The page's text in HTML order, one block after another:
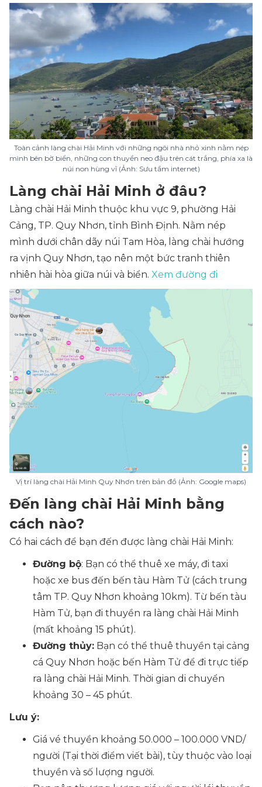
Toàn cảnh làng chài Hải Minh với những ngôi nhà nhỏ xinh nằm nép
mình bên bờ biển, những con thuyền neo đậu trên cát trắng, phía xa là
núi non hùng vĩ (Ảnh: Sưu tầm internet)
Làng chài Hải Minh ở đâu?
Làng chài Hải Minh thuộc khu vực 9, phường Hải
Cảng, TP. Quy Nhơn, tỉnh Bình Định. Nằm nép
mình dưới chân dãy núi Tam Hòa, làng chài hướng
ra vịnh Quy Nhơn, tạo nên một bức tranh thiên
nhiên hài hòa giữa núi và biển. Xem đường đi
Vị trí làng chài Hải Minh Quy Nhơn trên bản đồ (Ảnh: Google maps)
Đến làng chài Hải Minh bằng
cách nào?
Có hai cách để bạn đến được làng chài Hải Minh:
Đường bộ: Bạn có thể thuê xe máy, đi taxi
hoặc xe bus đến bến tàu Hàm Tử (cách trung
tâm TP. Quy Nhơn khoảng 10km). Từ bến tàu
Hàm Tử, bạn đi thuyền ra làng chài Hải Minh
(mất khoảng 15 phút).
Đường thủy: Bạn có thể thuê thuyền tại cảng
cá Quy Nhơn hoặc bến Hàm Tử để đi trực tiếp
ra làng chài Hải Minh. Thời gian di chuyển
khoảng 30 – 45 phút.
Lưu ý:
Giá vé thuyền khoảng 50.000 – 100.000 VND/
người (Tại thời điểm viết bài), tùy thuộc vào loại
thuyền và số lượng người.